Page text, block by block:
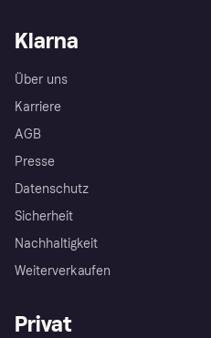
Klarna
Über uns
Karriere
AGB
Presse
Datenschutz
Sicherheit
Nachhaltigkeit
Weiterverkaufen
Privat